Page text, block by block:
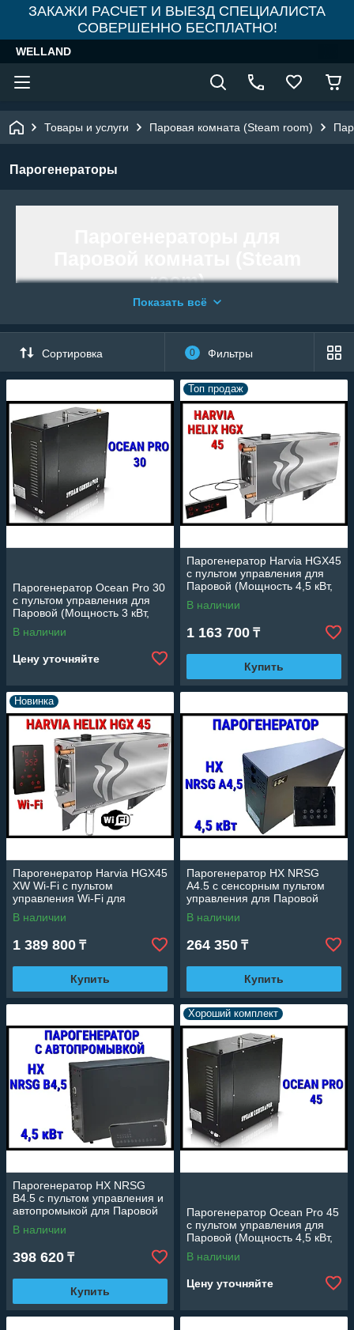
ЗАКАЖИ РАСЧЕТ И ВЫЕЗД СПЕЦИАЛИСТА
СОВЕРШЕННО БЕСПЛАТНО!
WELLAND
Товары и услуги Паровая комната (Steam room)
Парогенераторы
room)
Для образования горячего пара в
средневековом хамаме кипятили
создание пара происходит гораздо
проще. Вы можете построить паровую
комнату хоть в собственной квартире.
Для этого вам потребуется
парогенератор.
Мы предлагаем большой ассортимент
парогенераторов для паровых комнат
от лучших мировых производителей.
Реализуемое нами оборудование
отличается высоким качеством,
демократичной ценой, разнообразием
вариантов и комплектаций.
Показать всё
Сортировка 0 Фильтры
Парогенератор Ocean Pro 30
c пультом управления для
Паровой (Мощность 3 кВт,
объем 2-4 м3)
В наличии
Цену уточняйте
Топ продаж
Парогенератор Harvia HGX45
c пультом управления для
Паровой (Мощность 4,5 кВт,
объем 2-5 м3)
В наличии
1 163 700 ₸
Купить
Новинка
Парогенератор Harvia HGX45
XW Wi-Fi c пультом
управления Wi-Fi для
Паровой (Мощность 4,5 кВт,
объем 2-5 м3)
В наличии
1 389 800 ₸
Купить
Парогенератор HX NRSG
A4.5 c сенсорным пультом
управления для Паровой
комнаты (Мощность 4,5 кВт,
объем 2-5 м3)
В наличии
264 350 ₸
Купить
Парогенератор HX NRSG
B4.5 c пультом управления и
автопромыкой для Паровой
комнаты (Мощность 4,5 кВт,
объем 2-5 м3)
В наличии
398 620 ₸
Купить
Хороший комплект
Парогенератор Ocean Pro 45
c пультом управления для
Паровой (Мощность 4,5 кВт,
объем 2-5 м3)
В наличии
Цену уточняйте